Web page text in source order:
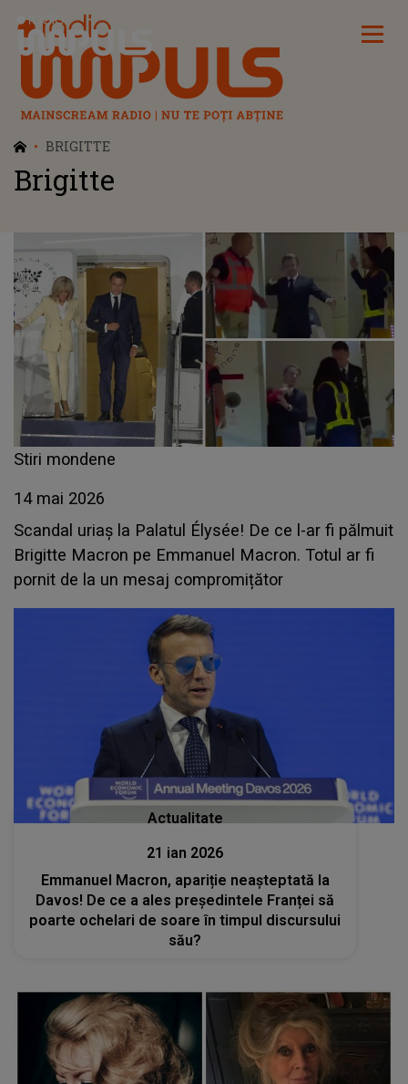
Radio Impuls
BRIGITTE
Brigitte
Stiri mondene
14 mai 2026
Scandal uriaș la Palatul Élysée! De ce l-ar fi pălmuit
Brigitte Macron pe Emmanuel Macron. Totul ar fi
pornit de la un mesaj compromițător
Actualitate
21 ian 2026
Emmanuel Macron, apariție neașteptată la
Davos! De ce a ales președintele Franței să
poarte ochelari de soare în timpul discursului
său?